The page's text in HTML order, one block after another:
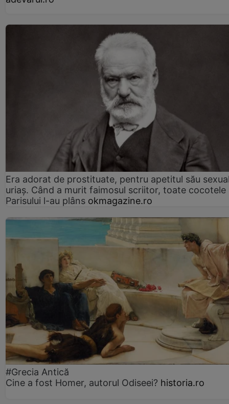
Era adorat de prostituate, pentru apetitul său
uriaș. Când a murit faimosul scriitor, toate cocotele
Parisului l-au plâns okmagazine.ro
#Grecia Antică
Cine a fost Homer, autorul Odiseei? historia.ro